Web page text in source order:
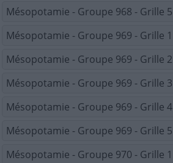
Mésopotamie - Groupe 968 - Grille 5
Mésopotamie - Groupe 969 - Grille 1
Mésopotamie - Groupe 969 - Grille 2
Mésopotamie - Groupe 969 - Grille 3
Mésopotamie - Groupe 969 - Grille 4
Mésopotamie - Groupe 969 - Grille 5
Mésopotamie - Groupe 970 - Grille 1